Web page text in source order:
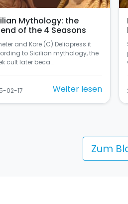
Mythology: the
of the 4 Seasons
and Kore (C) Deliapress.it
to Sicilian mythology, the
cult later beca…
02-17 Weiter lesen
Zum